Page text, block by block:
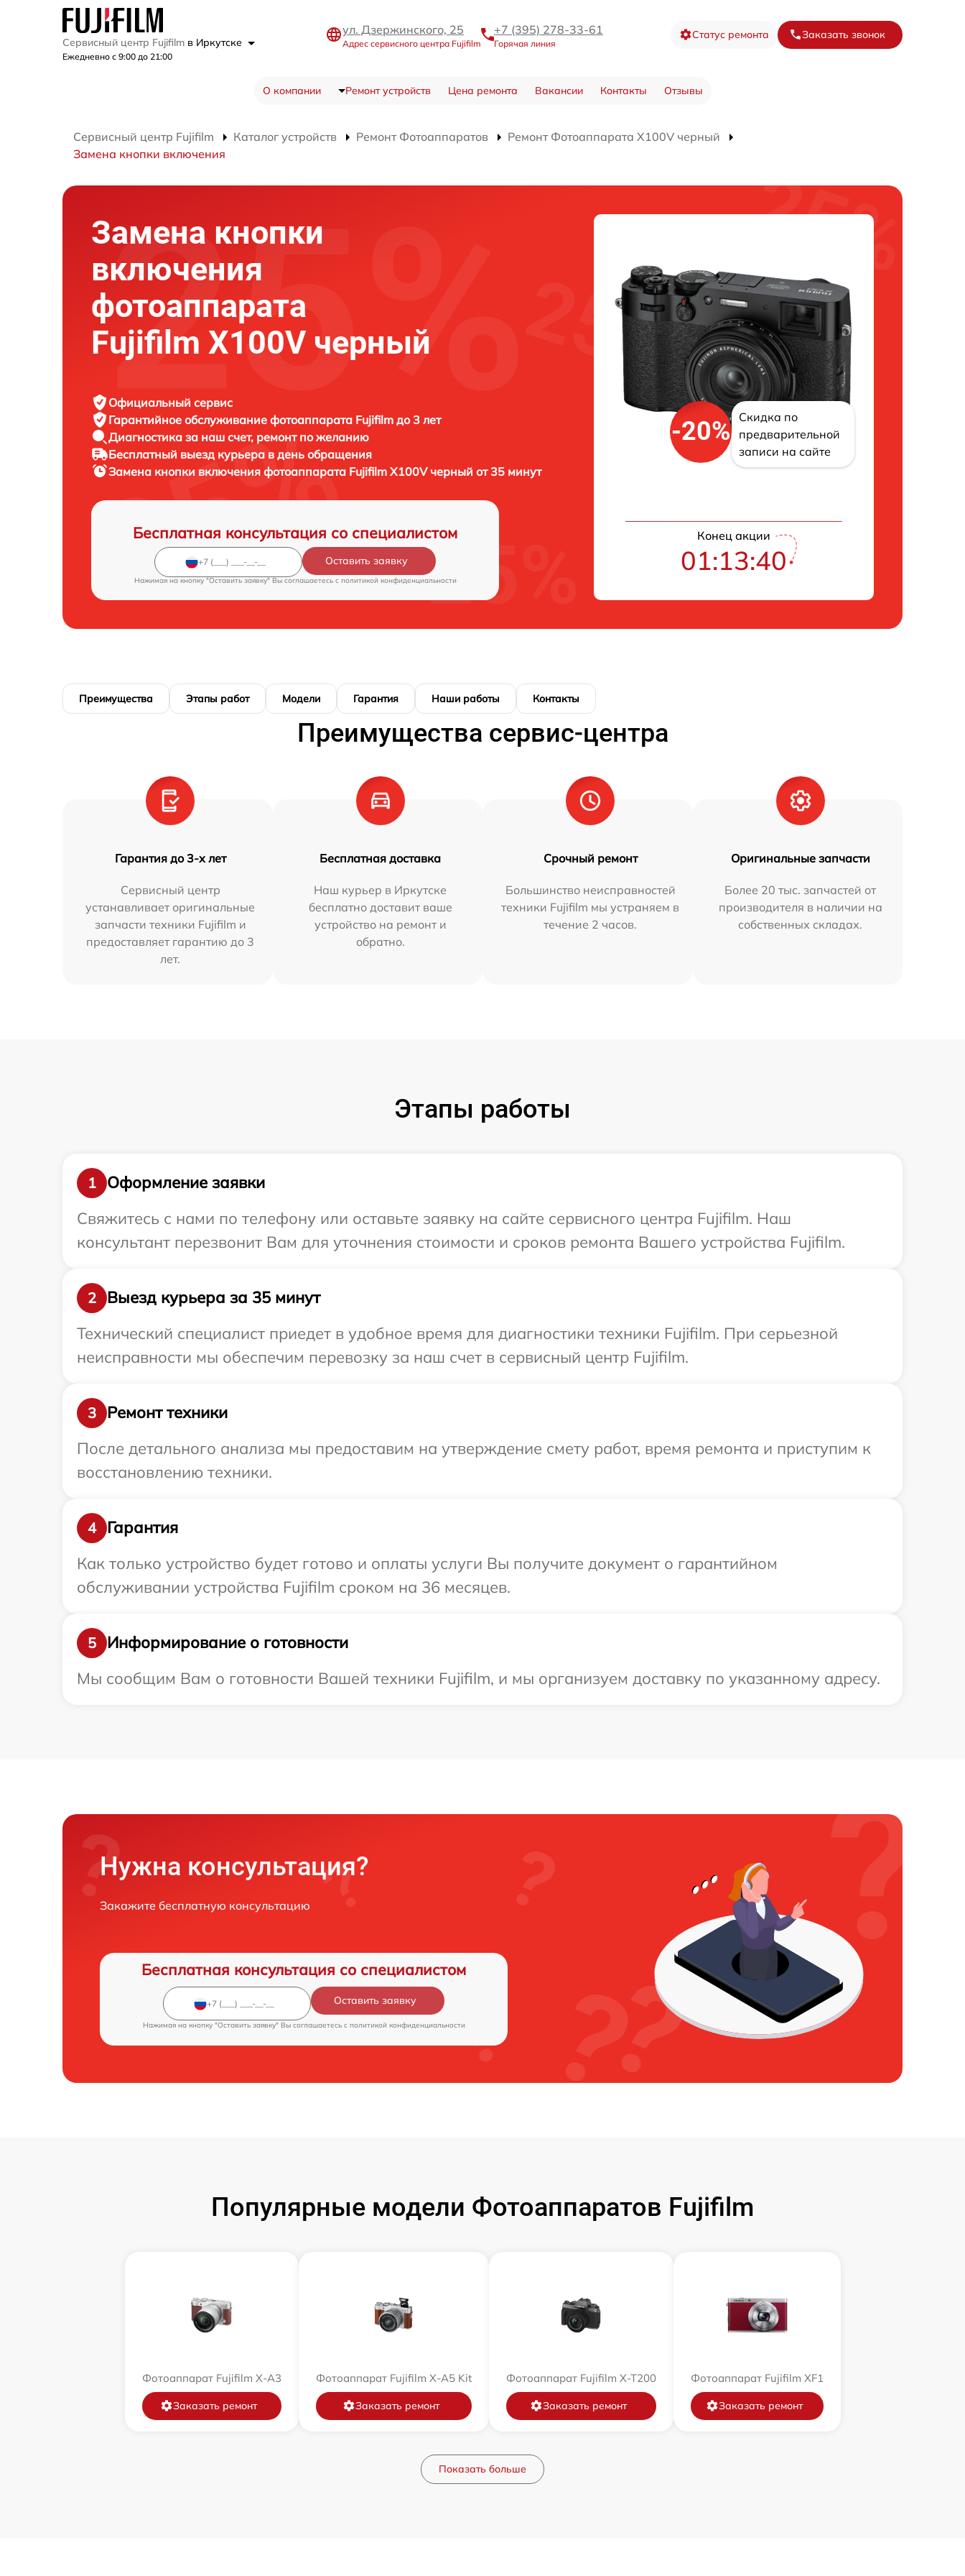
Сервисный центр Fujifilm в Иркутске
Ежедневно с 9:00 до 21:00
ул. Дзержинского, 25
Адрес сервисного центра Fujifilm
+7 (395) 278-33-61
Горячая линия
Статус ремонта Заказать звонок
О компании Ремонт устройств Цена ремонта Вакансии Контакты Отзывы
Сервисный центр Fujifilm Каталог устройств Ремонт Фотоаппаратов
Ремонт Фотоаппарата X100V черный
Замена кнопки включения
Замена кнопки
включения
фотоаппарата
Fujifilm X100V черный
Официальный сервис
Гарантийное обслуживание фотоаппарата Fujifilm до 3 лет
Диагностика за наш счет, ремонт по желанию
Бесплатный выезд курьера в день обращения
Замена кнопки включения фотоаппарата Fujifilm X100V черный от 35 минут
Бесплатная консультация со специалистом
Оставить заявку
Нажимая на кнопку "Оставить заявку" Вы соглашаетесь c политикой конфиденциальности
-20%
Скидка по
предварительной
записи на сайте
Конец акции
01:13:39
Преимущества Этапы работ Модели Гарантия Наши работы Контакты
Преимущества сервис-центра
Гарантия до 3-х лет
Сервисный центр
устанавливает оригинальные
запчасти техники Fujifilm и
предоставляет гарантию до 3
лет.
Бесплатная доставка
Наш курьер в Иркутске
бесплатно доставит ваше
устройство на ремонт и
обратно.
Срочный ремонт
Большинство неисправностей
техники Fujifilm мы устраняем в
течение 2 часов.
Оригинальные запчасти
Более 20 тыс. запчастей от
производителя в наличии на
собственных складах.
Этапы работы
1
Оформление заявки
Свяжитесь с нами по телефону или оставьте заявку на сайте сервисного центра Fujifilm. Наш
консультант перезвонит Вам для уточнения стоимости и сроков ремонта Вашего устройства Fujifilm.
2
Выезд курьера за 35 минут
Технический специалист приедет в удобное время для диагностики техники Fujifilm. При серьезной
неисправности мы обеспечим перевозку за наш счет в сервисный центр Fujifilm.
3
Ремонт техники
После детального анализа мы предоставим на утверждение смету работ, время ремонта и приступим к
восстановлению техники.
4
Гарантия
Как только устройство будет готово и оплаты услуги Вы получите документ о гарантийном
обслуживании устройства Fujifilm сроком на 36 месяцев.
5
Информирование о готовности
Мы сообщим Вам о готовности Вашей техники Fujifilm, и мы организуем доставку по указанному адресу.
Нужна консультация?
Закажите бесплатную консультацию
Бесплатная консультация со специалистом
Оставить заявку
Нажимая на кнопку "Оставить заявку" Вы соглашаетесь c политикой конфиденциальности
Популярные модели Фотоаппаратов Fujifilm
Фотоаппарат Fujifilm X-A3
Заказать ремонт
Фотоаппарат Fujifilm X-A5 Kit
Заказать ремонт
Фотоаппарат Fujifilm X-T200
Заказать ремонт
Фотоаппарат Fujifilm XF1
Заказать ремонт
Показать больше